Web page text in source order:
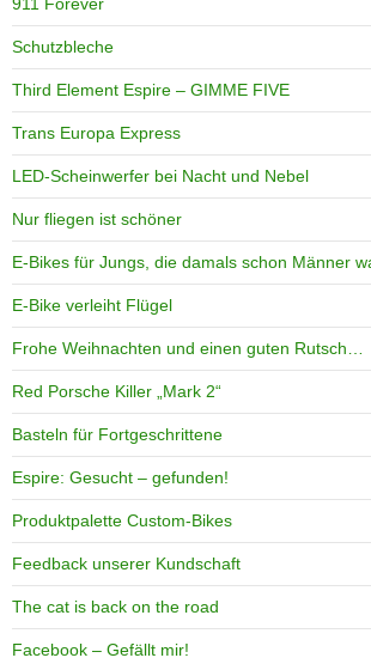
Schutzbleche
Third Element Espire – GIMME FIVE
Trans Europa Express
LED-Scheinwerfer bei Nacht und Nebel
Nur fliegen ist schöner
E-Bikes für Jungs, die damals schon Männer
E-Bike verleiht Flügel
Frohe Weihnachten und einen guten Rutsch…
Red Porsche Killer „Mark 2“
Basteln für Fortgeschrittene
Espire: Gesucht – gefunden!
Produktpalette Custom-Bikes
Feedback unserer Kundschaft
The cat is back on the road
Facebook – Gefällt mir!